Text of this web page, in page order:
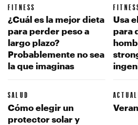
FITNESS
¿Cuál es la mejor dieta
para perder peso a
largo plazo?
Probablemente no sea
la que imaginas
Usa
para
SALUD
Cómo elegir un
protector solar y